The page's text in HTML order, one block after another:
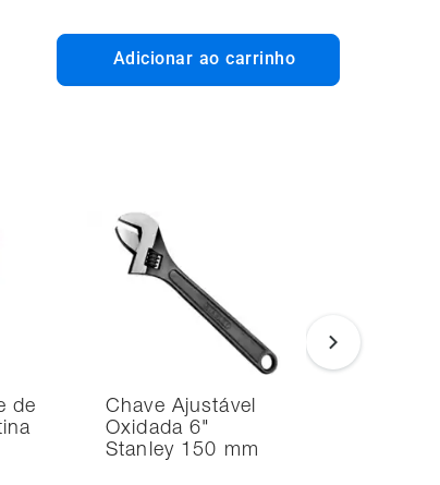
Adicionar ao carrinho
de
Chave Ajustável
Oxidada 6"
Stanley 150 mm